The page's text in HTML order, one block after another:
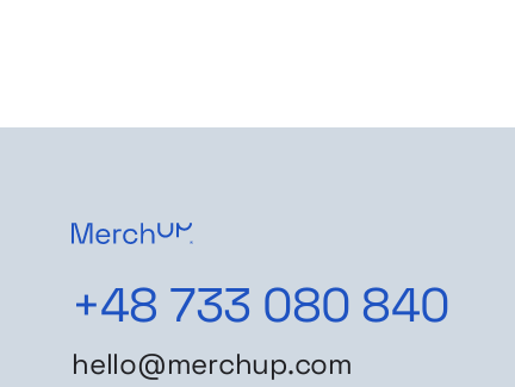
+48 733 080 840
hello@merchup.com